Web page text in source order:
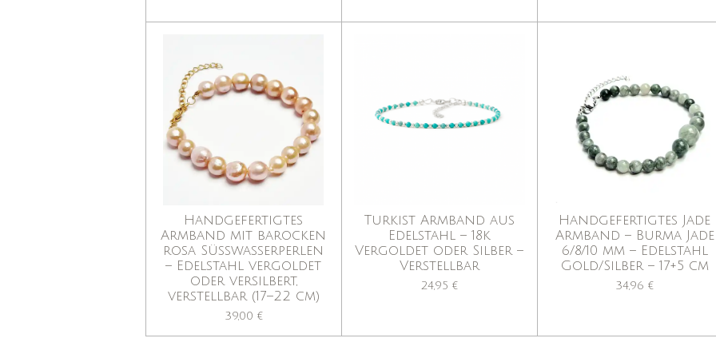
Handgefertigtes
Armband mit barocken
rosa Süßwasserperlen
– Edelstahl vergoldet
oder versilbert,
verstellbar (17–22 cm)
39,00 €
Turkist Armband aus
Edelstahl – 18k
Vergoldet oder Silber –
Verstellbar
24,95 €
Handgefertigtes Jade
Armband – Burma Jade
6/8/10 mm – Edelstahl
Gold/Silber – 17+5 cm
34,96 €